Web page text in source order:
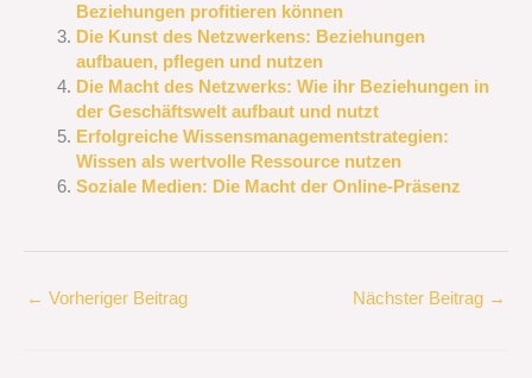
Beziehungen profitieren können
Die Kunst des Netzwerkens: Beziehungen
aufbauen, pflegen und nutzen
Die Macht des Netzwerks: Wie ihr Beziehungen in
der Geschäftswelt aufbaut und nutzt
Erfolgreiche Wissensmanagementstrategien:
Wissen als wertvolle Ressource nutzen
Soziale Medien: Die Macht der Online-Präsenz
← Vorheriger Beitrag Nächster Beitrag →